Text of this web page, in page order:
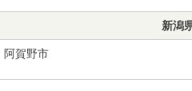
新潟
阿賀野市